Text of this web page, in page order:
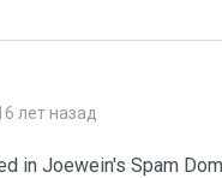
лет назад
in Joewein's Spam